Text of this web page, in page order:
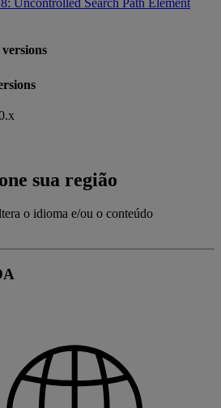
Uncontrolled Search Path Element
sua região
o idioma e/ou o conteúdo